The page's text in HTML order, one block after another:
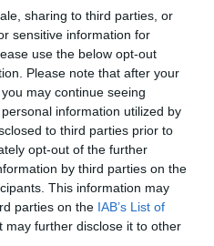
sharing to third parties, or
sensitive information for
use the below opt-out
Please note that after your
may continue seeing
information utilized by
to third parties prior to
opt-out of the further
by third parties on the
This information may
parties on the IAB’s List of
may further disclose it to other
Άρθρα
Η Ελλάδα μέσα από
τον φακό του